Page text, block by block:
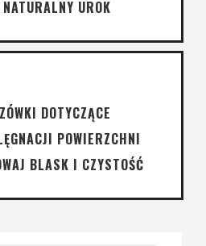
UROK
DOTYCZĄCE
POWIERZCHNI
BLASK I CZYSTOŚĆ